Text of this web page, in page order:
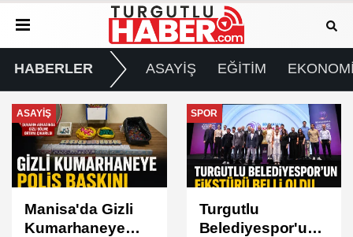
HABERLER ASAYİŞ EĞİTİM
SPOR
Turgutlu
Belediyespor'un
GÜNDEM
Turgutlu'da İki
Mahallede Planlı